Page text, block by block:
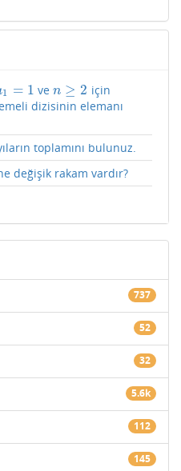
1 = 1
1 =1 ven ≥ 2
n≥2 için
dizisinin elemanı
toplamını bulunuz.
değişik rakam vardır?
737
52
32
5.6k
112
145